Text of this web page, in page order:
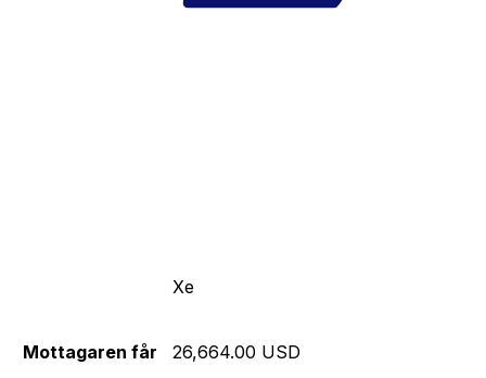
Xe
Mottagaren får
26,664.00 USD